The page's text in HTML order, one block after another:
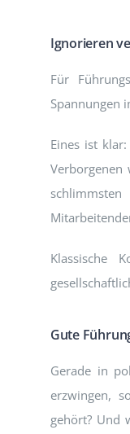
Ignorieren
Für
Spannungen
Eines ist
Verborgenen
Klassische
Gute
Gerade in
erzwingen,
gehört? Und